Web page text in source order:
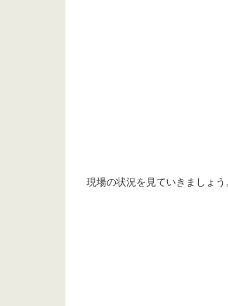
現場の状況を見ていきましょう